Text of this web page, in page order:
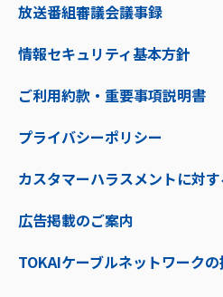
放送番組審議会議事録
情報セキュリティ基本方針
ご利用約款・重要事項説明書
プライバシーポリシー
カスタマーハラスメントに対
広告掲載のご案内
TOKAIケーブルネットワーク